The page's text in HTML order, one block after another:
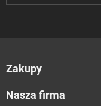
Zakupy
Nasza firma